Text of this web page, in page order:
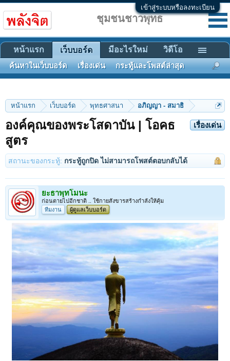
เข้าสู่ระบบหรือลงทะเบียน
หน้าแรก เว็บบอร์ด พุทธศาสนา อภิญญา - สมาธิ
เรื่องเด่น
องค์คุณของพระโสดาบัน | โอคธ
สูตร
สถานะของกระทู้: กระทู้ถูกปิด ไม่สามารถโพสต์ตอบกลับได้
ยะธาพุทโมนะ
ก่อนตายไปอีกชาติ .. ใช้กายสังขารสร้างกำลังให้คุ้ม
ทีมงาน
ผู้ดูแลเว็บบอร์ด
ชุมชนชาวพุทธ
หน้าแรก เว็บบอร์ด
ค้นหาในเว็บบอร์ด เรื่องเด่น กระทู้และโพสต์ล่าสุด
มีอะไรใหม่ วิดีโอ